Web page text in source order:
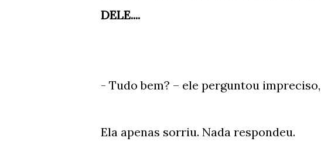
DELE....
- Tudo bem? – ele perguntou
Ela apenas sorriu. Nada respondeu.